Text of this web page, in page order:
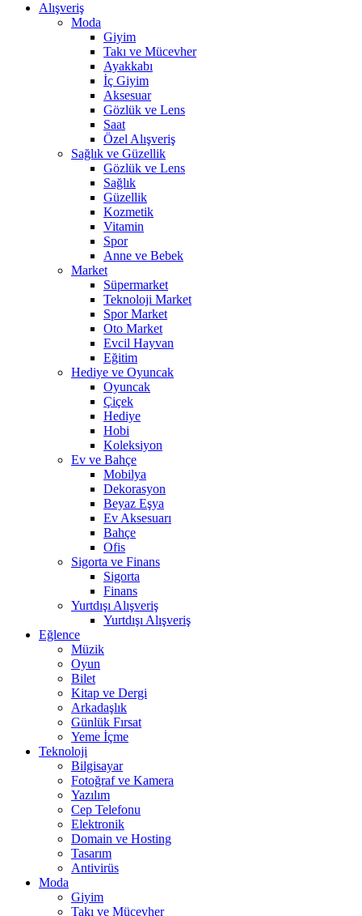
Alışveriş
Moda
Giyim
Takı ve Mücevher
Ayakkabı
İç Giyim
Aksesuar
Gözlük ve Lens
Saat
Özel Alışveriş
Sağlık ve Güzellik
Gözlük ve Lens
Sağlık
Güzellik
Kozmetik
Vitamin
Spor
Anne ve Bebek
Market
Süpermarket
Teknoloji Market
Spor Market
Oto Market
Evcil Hayvan
Eğitim
Hediye ve Oyuncak
Oyuncak
Çiçek
Hediye
Hobi
Koleksiyon
Ev ve Bahçe
Mobilya
Dekorasyon
Beyaz Eşya
Ev Aksesuarı
Bahçe
Ofis
Sigorta ve Finans
Sigorta
Finans
Yurtdışı Alışveriş
Yurtdışı Alışveriş
Eğlence
Müzik
Oyun
Bilet
Kitap ve Dergi
Arkadaşlık
Günlük Fırsat
Yeme İçme
Teknoloji
Bilgisayar
Fotoğraf ve Kamera
Yazılım
Cep Telefonu
Elektronik
Domain ve Hosting
Tasarım
Antivirüs
Moda
Giyim
Takı ve Mücevher